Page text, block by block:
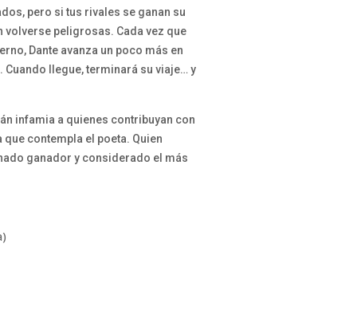
pero si tus rivales se ganan su
peligrosas. Cada vez que
Dante avanza un poco más en
llegue, terminará su viaje… y
infamia a quienes contribuyan con
contempla el poeta. Quien
ganador y considerado el más